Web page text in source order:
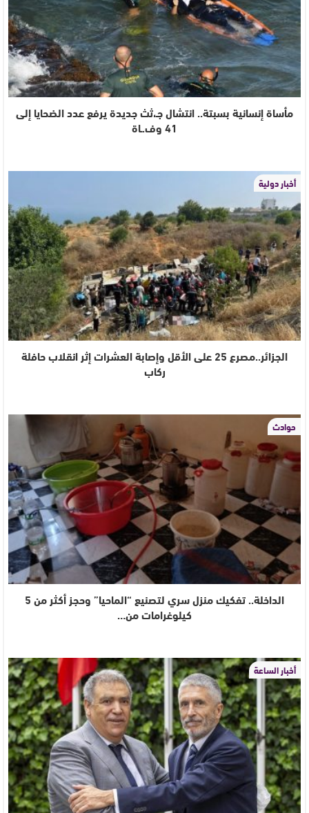
مأساة إنسانية بسبتة.. انتشال جـ،ثث جديدة يرفع عدد الضحايا إلى
41 وف.ـاة
أخبار دولية
الجزائر..مصرع 25 على الأقل وإصابة العشرات إثر انقلاب حافلة
ركاب
حوادث
الداخلة.. تفكيك منزل سري لتصنيع “الماحيا” وحجز أكثر من 5
كيلوغرامات من…
أخبار الساعة